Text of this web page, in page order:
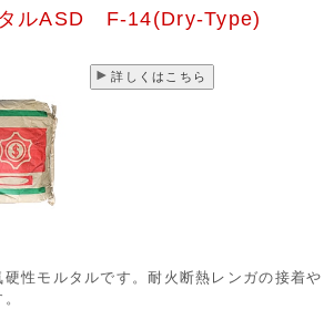
タルASD F-14(Dry-Type)
詳しくはこちら
性モルタルです。耐火断熱レンガの接着や